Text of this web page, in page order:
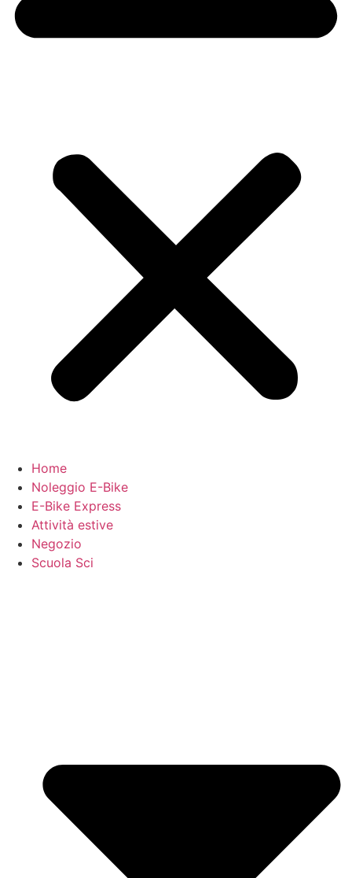
Home
Noleggio E-Bike
E-Bike Express
Attività estive
Negozio
Scuola Sci